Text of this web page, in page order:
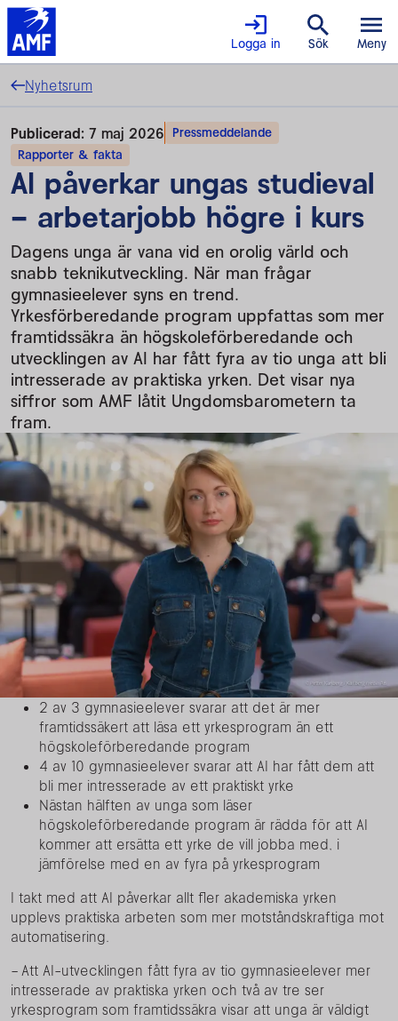
Logga in Sök Meny
Nyhetsrum
Publicerad: 7 maj 2026
Pressmeddelande
Rapporter & fakta
AI påverkar ungas studieval
– arbetarjobb högre i kurs
Dagens unga är vana vid en orolig värld och
snabb teknikutveckling. När man frågar
gymnasieelever syns en trend.
Yrkesförberedande program uppfattas som mer
framtidssäkra än högskoleförberedande och
utvecklingen av AI har fått fyra av tio unga att bli
intresserade av praktiska yrken. Det visar nya
siffror som AMF låtit Ungdomsbarometern ta
fram.
2 av 3 gymnasieelever svarar att det är mer
framtidssäkert att läsa ett yrkesprogram än ett
högskoleförberedande program
4 av 10 gymnasieelever svarar att AI har fått dem att
bli mer intresserade av ett praktiskt yrke
Nästan hälften av unga som läser
högskoleförberedande program är rädda för att AI
kommer att ersätta ett yrke de vill jobba med, i
jämförelse med en av fyra på yrkesprogram
I takt med att AI påverkar allt fler akademiska yrken
upplevs praktiska arbeten som mer motståndskraftiga mot
automatisering.
– Att AI-utvecklingen fått fyra av tio gymnasieelever mer
intresserade av praktiska yrken och två av tre ser
yrkesprogram som framtidssäkra visar att unga är väldigt